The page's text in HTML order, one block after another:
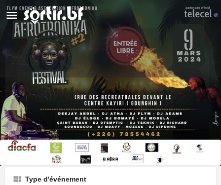
Afrotonika Festival
Détails Avis 0
Laisser un avis Ajouter aux favoris
Type d'événement